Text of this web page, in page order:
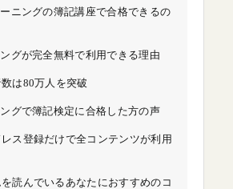
ニングの簿記講座で合格できるの
グが完全無料で利用できる理由
は80万人を突破
グで簿記検定に合格した方の声
ス登録だけで全コンテンツが利用
読んでいるあなたにおすすめのコ